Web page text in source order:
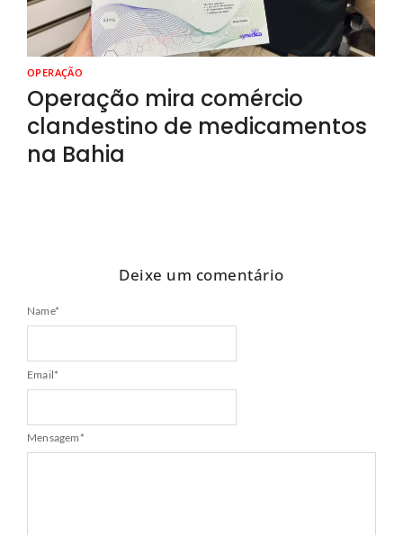
OPERAÇÃO
Operação mira comércio
clandestino de medicamentos
na Bahia
Deixe um comentário
Name*
Email*